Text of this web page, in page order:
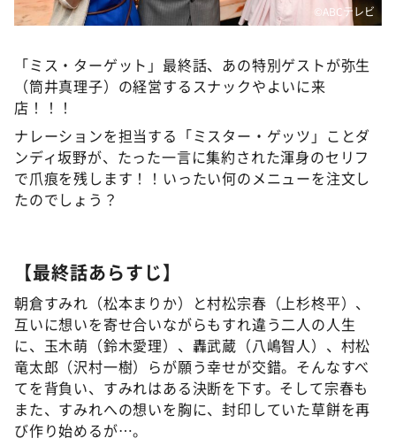
©ABCテレビ
「ミス・ターゲット」最終話、あの特別ゲストが弥生
（筒井真理子）の経営するスナックやよいに来
店！！！
ナレーションを担当する「ミスター・ゲッツ」ことダ
ンディ坂野が、たった一言に集約された渾身のセリフ
で爪痕を残します！！いったい何のメニューを注文し
たのでしょう？
【最終話あらすじ】
朝倉すみれ（松本まりか）と村松宗春（上杉柊平）、
互いに想いを寄せ合いながらもすれ違う二人の人生
に、玉木萌（鈴木愛理）、轟武蔵（八嶋智人）、村松
竜太郎（沢村一樹）らが願う幸せが交錯。そんなすべ
てを背負い、すみれはある決断を下す。そして宗春も
また、すみれへの想いを胸に、封印していた草餅を再
び作り始めるが…。